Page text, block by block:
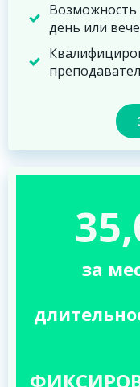
Возможность
день или
за